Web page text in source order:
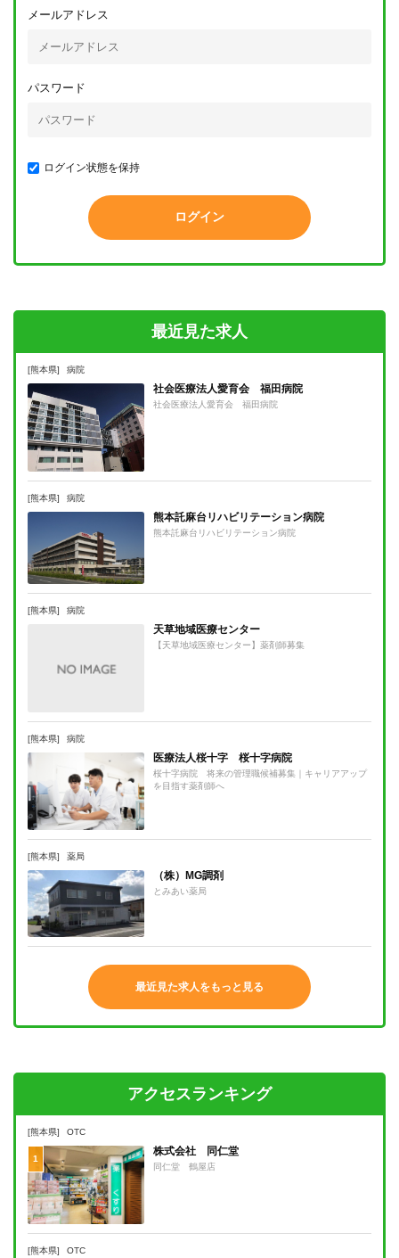
メールアドレス
パスワード
ログイン状態を保持
最近見た求人
[熊本県] 病院
社会医療法人愛育会 福田病院
社会医療法人愛育会 福田病院
[熊本県] 病院
熊本託麻台リハビリテーション病院
熊本託麻台リハビリテーション病院
[熊本県] 病院
天草地域医療センター
【天草地域医療センター】薬剤師募集
[熊本県] 病院
医療法人桜十字 桜十字病院
桜十字病院 将来の管理職候補募集｜キャリアアップ
を目指す薬剤師へ
[熊本県] 薬局
（株）MG調剤
とみあい薬局
最近見た求人をもっと見る
アクセスランキング
[熊本県] OTC
1
株式会社 同仁堂
同仁堂 鶴屋店
[熊本県] OTC